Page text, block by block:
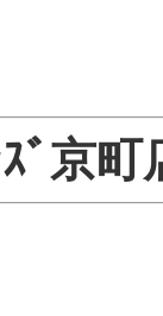
ﾞ京町